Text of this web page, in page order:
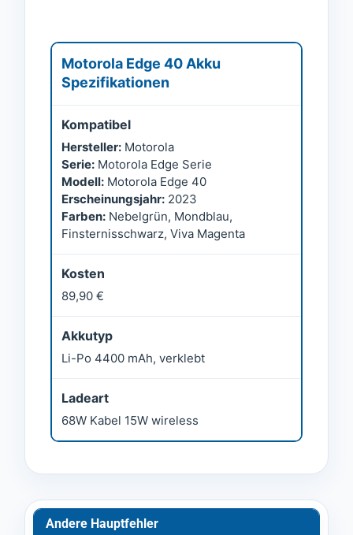
Motorola Edge 40 Akku
Spezifikationen
Kompatibel
Hersteller: Motorola
Serie: Motorola Edge Serie
Modell: Motorola Edge 40
Erscheinungsjahr: 2023
Farben: Nebelgrün, Mondblau,
Finsternisschwarz, Viva Magenta
Kosten
89,90 €
Akkutyp
Li-Po 4400 mAh, verklebt
Ladeart
68W Kabel 15W wireless
Andere Hauptfehler